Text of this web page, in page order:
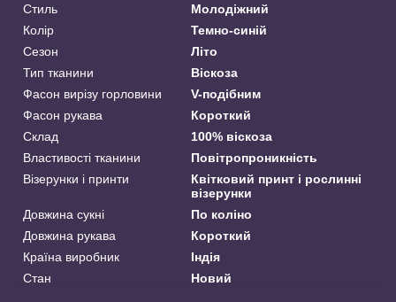
Стиль
Молодіжний
Колір
Темно-синій
Сезон
Літо
Тип тканини
Віскоза
Фасон вирізу горловини
V-подібним
Фасон рукава
Короткий
Склад
100% віскоза
Властивості тканини
Повітропроникність
Візерунки і принти
Квітковий принт і рослинні
візерунки
Довжина сукні
По коліно
Довжина рукава
Короткий
Країна виробник
Індія
Стан
Новий